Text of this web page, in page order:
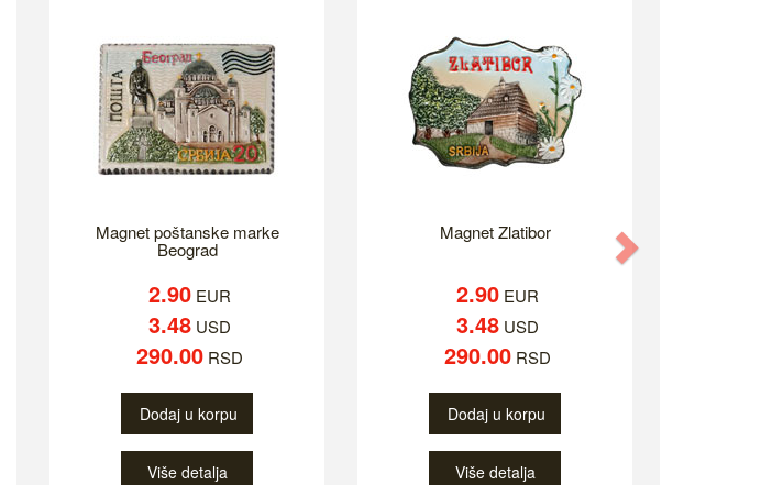
Magnet poštanske marke
Beograd
2.90 EUR
3.48 USD
290.00 RSD
Dodaj u korpu
Više detalja
Magnet Zlatibor
2.90 EUR
3.48 USD
290.00 RSD
Dodaj u korpu
Više detalja